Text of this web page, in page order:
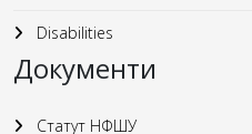
Disabilities
Документи
Статут НФШУ